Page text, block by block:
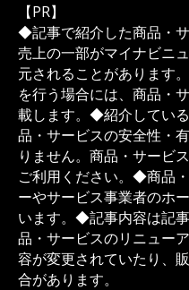
【PR】
◆記事で紹介した商品・
売上の一部がマイナビニ
元されることがあります
を行う場合には、商品・
載します。◆紹介してい
品・サービスの安全性・
りません。商品・サービ
ご利用ください。◆商品
ーやサービス事業者のホ
います。◆記事内容は記
品・サービスのリニュー
容が変更されていたり、
合があります。